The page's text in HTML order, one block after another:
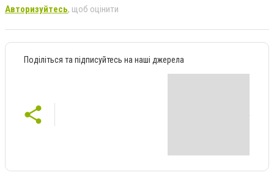
Авторизуйтесь, щоб оцінити
Поділіться та підписуйтесь на наші джерела